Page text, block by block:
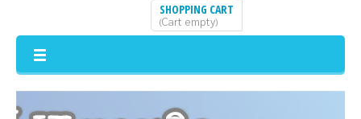
SHOPPING CART
(Cart empty)